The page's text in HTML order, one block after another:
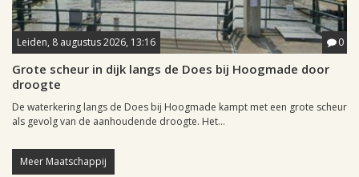
Leiden, 8 augustus 2026, 13:16 0
Grote scheur in dijk langs de Does bij Hoogmade door
droogte
De waterkering langs de Does bij Hoogmade kampt met een grote scheur
als gevolg van de aanhoudende droogte. Het...
Meer Maatschappij